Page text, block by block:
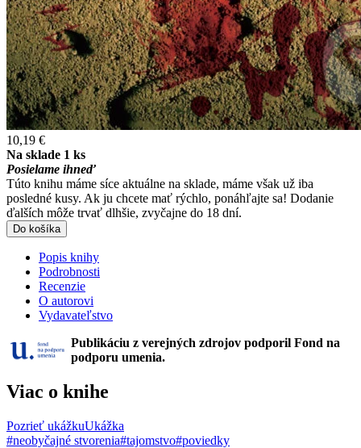
10,19 €
Na sklade 1 ks
Posielame ihneď
Túto knihu máme síce aktuálne na sklade, máme však už iba
posledné kusy. Ak ju chcete mať rýchlo, ponáhľajte sa! Dodanie
ďalších môže trvať dlhšie, zvyčajne do 18 dní.
Do košíka
Popis knihy
Podrobnosti
Recenzie
O autorovi
Vydavateľstvo
Publikáciu z verejných zdrojov podporil Fond na
podporu umenia.
Viac o knihe
Pozrieť ukážkuUkážka
#neobyčajné stvorenia#tajomstvo#poviedky